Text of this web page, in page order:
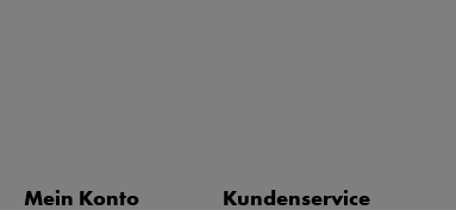
Mein Konto Kundenservice